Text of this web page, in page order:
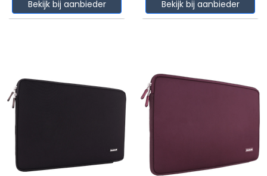
Bekijk bij aanbieder Bekijk bij aanbieder